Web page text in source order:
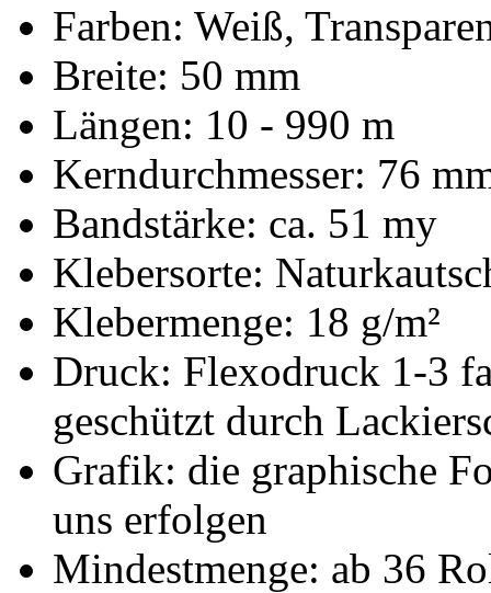
Farben: Weiß,
Breite: 50 mm
Längen: 10 - 990 m
Kerndurchmesser: 76
Bandstärke: ca. 51 my
Klebersorte:
Klebermenge: 18 g/m²
Druck: Flexodruck 1-3
geschützt durch
Grafik: die graphische
uns erfolgen
Mindestmenge: ab 36